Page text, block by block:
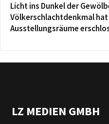
Licht ins Dunkel der
Völkerschlachtdenkmal hat
Ausstellungsräume
LZ MEDIEN GMBH